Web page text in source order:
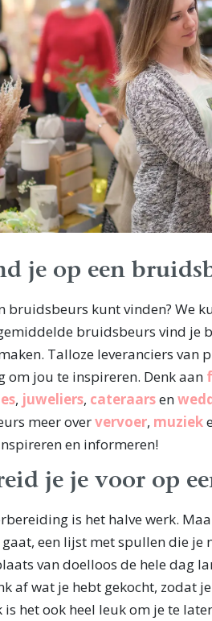
je op een
bruidsbeurs kunt vinden? We
bruidsbeurs vind je
Talloze leveranciers van
om jou te inspireren. Denk aan
, juweliers, cateraarsen
meer oververvoer, muziek
en informeren!
je je voor op
is het halve werk.
een lijst met spullen die je
van doelloos de hele dag
af wat je hebt gekocht, zodat
het ook heel leuk om je te